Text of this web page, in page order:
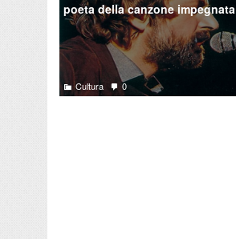
poeta della canzone impegnata
Cultura 0